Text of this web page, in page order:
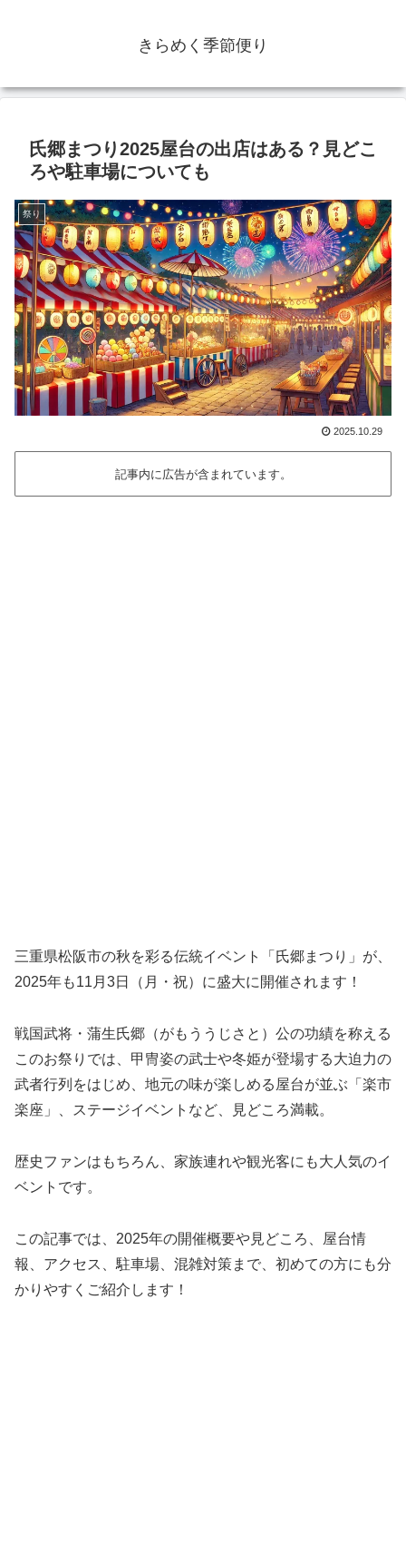
きらめく季節便り
氏郷まつり2025屋台の出店はある？見どこ
ろや駐車場についても
祭り
2025.10.29
記事内に広告が含まれています。
三重県松阪市の秋を彩る伝統イベント「氏郷まつり」が、
2025年も11月3日（月・祝）に盛大に開催されます！
戦国武将・蒲生氏郷（がもううじさと）公の功績を称える
このお祭りでは、甲冑姿の武士や冬姫が登場する大迫力の
武者行列をはじめ、地元の味が楽しめる屋台が並ぶ「楽市
楽座」、ステージイベントなど、見どころ満載。
歴史ファンはもちろん、家族連れや観光客にも大人気のイ
ベントです。
この記事では、2025年の開催概要や見どころ、屋台情
報、アクセス、駐車場、混雑対策まで、初めての方にも分
かりやすくご紹介します！